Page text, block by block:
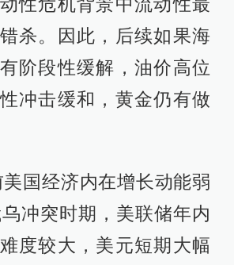
杀。因此，后续如果海
阶段性缓解，油价高位
冲击缓和，黄金仍有做
美国经济内在增长动能弱
冲突时期，美联储年内
度较大，美元短期大幅